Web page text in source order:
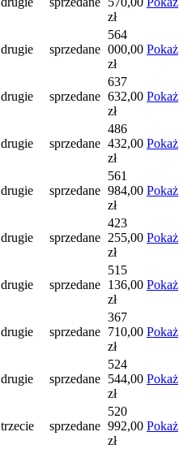
zł
drugie sprzedane
564
000,00
zł
Pokaż
drugie sprzedane
637
632,00
zł
Pokaż
drugie sprzedane
486
432,00
zł
Pokaż
drugie sprzedane
561
984,00
zł
Pokaż
drugie sprzedane
423
255,00
zł
Pokaż
drugie sprzedane
515
136,00
zł
Pokaż
drugie sprzedane
367
710,00
zł
Pokaż
drugie sprzedane
524
544,00
zł
Pokaż
trzecie sprzedane
520
992,00
zł
Pokaż